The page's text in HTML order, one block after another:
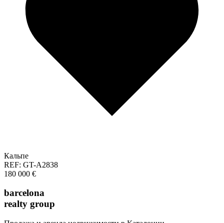
Кальпе
REF: GT-A2838
180 000 €
barcelona
realty group